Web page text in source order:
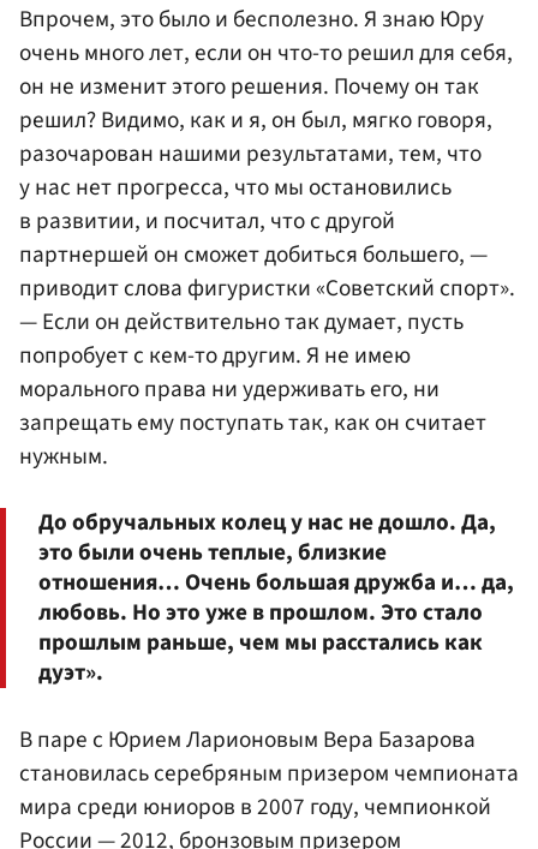
Впрочем, это было и бесполезно. Я знаю Юру
очень много лет, если он что-то решил для себя,
он не изменит этого решения. Почему он так
решил? Видимо, как и я, он был, мягко говоря,
разочарован нашими результатами, тем, что
у нас нет прогресса, что мы остановились
в развитии, и посчитал, что с другой
партнершей он сможет добиться большего, —
приводит слова фигуристки «Советский спорт».
— Если он действительно так думает, пусть
попробует с кем-то другим. Я не имею
морального права ни удерживать его, ни
запрещать ему поступать так, как он считает
нужным.
До обручальных колец у нас не дошло. Да,
это были очень теплые, близкие
отношения… Очень большая дружба и… да,
любовь. Но это уже в прошлом. Это стало
прошлым раньше, чем мы расстались как
дуэт».
В паре с Юрием Ларионовым Вера Базарова
становилась серебряным призером чемпионата
мира среди юниоров в 2007 году, чемпионкой
России — 2012, бронзовым призером